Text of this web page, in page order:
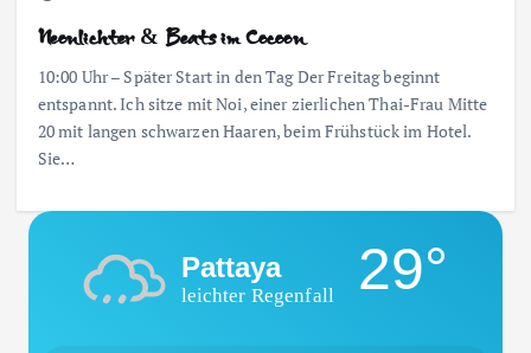
Neonlichter & Beats im Cocoon
10:00 Uhr – Später Start in den Tag Der Freitag beginnt
entspannt. Ich sitze mit Noi, einer zierlichen Thai-Frau Mitte
20 mit langen schwarzen Haaren, beim Frühstück im Hotel.
Sie…
Pattaya
leichter Regenfall 29°